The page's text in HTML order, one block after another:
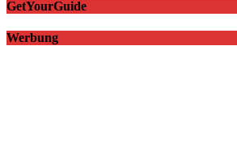
GetYourGuide
Werbung